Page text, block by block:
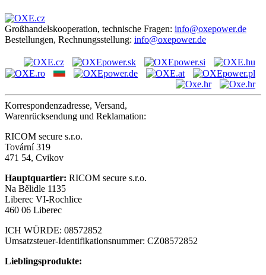
Großhandelskooperation, technische Fragen: info@oxepower.de
Bestellungen, Rechnungsstellung: info@oxepower.de
Korrespondenzadresse, Versand,
Warenrücksendung und Reklamation:
RICOM secure s.r.o.
Tovární 319
471 54, Cvikov
Hauptquartier: RICOM secure s.r.o.
Na Bělidle 1135
Liberec VI-Rochlice
460 06 Liberec
ICH WÜRDE: 08572852
Umsatzsteuer-Identifikationsnummer: CZ08572852
Lieblingsprodukte: